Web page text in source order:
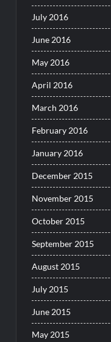
July 2016
June 2016
May 2016
April 2016
March 2016
February 2016
January 2016
December 2015
November 2015
October 2015
September 2015
August 2015
July 2015
June 2015
May 2015